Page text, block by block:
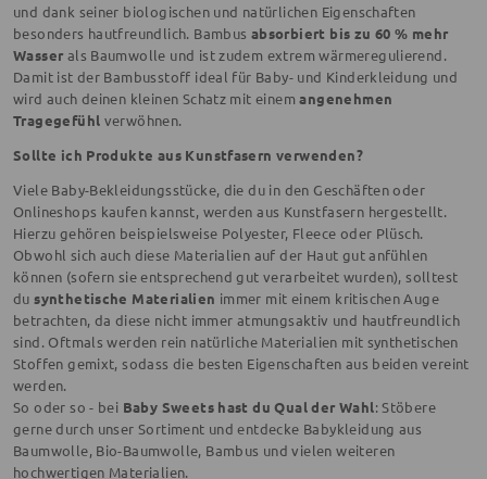
und dank seiner biologischen und natürlichen Eigenschaften
besonders hautfreundlich. Bambus absorbiert bis zu 60 % mehr
Wasser als Baumwolle und ist zudem extrem wärmeregulierend.
Damit ist der Bambusstoff ideal für Baby- und Kinderkleidung und
wird auch deinen kleinen Schatz mit einemangenehmen
Tragegefühl verwöhnen.
Sollte ich Produkte aus Kunstfasern verwenden?
Viele Baby-Bekleidungsstücke, die du in den Geschäften oder
Onlineshops kaufen kannst, werden aus Kunstfasern hergestellt.
Hierzu gehören beispielsweise Polyester, Fleece oder Plüsch.
Obwohl sich auch diese Materialien auf der Haut gut anfühlen
können (sofern sie entsprechend gut verarbeitet wurden), solltest
dusynthetische Materialien immer mit einem kritischen Auge
betrachten, da diese nicht immer atmungsaktiv und hautfreundlich
sind. Oftmals werden rein natürliche Materialien mit synthetischen
Stoffen gemixt, sodass die besten Eigenschaften aus beiden vereint
werden.
So oder so - bei Baby Sweets hast du Qual der Wahl: Stöbere
gerne durch unser Sortiment und entdecke Babykleidung aus
Baumwolle, Bio-Baumwolle, Bambus und vielen weiteren
hochwertigen Materialien.